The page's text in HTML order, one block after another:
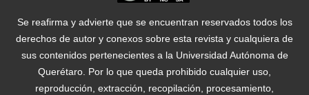
Se reafirma y advierte que se encuentran reservados todos los
derechos de autor y conexos sobre esta revista y cualquiera de
sus contenidos pertenecientes a la Universidad Autónoma de
Querétaro. Por lo que queda prohibido cualquier uso,
reproducción, extracción, recopilación, procesamiento,